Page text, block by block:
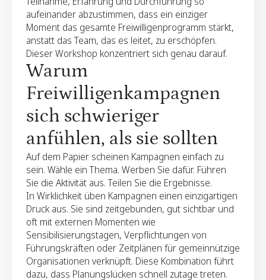
aufeinander abzustimmen, dass ein einziger
Moment das gesamte Freiwilligenprogramm stärkt,
anstatt das Team, das es leitet, zu erschöpfen.
Dieser Workshop konzentriert sich genau darauf.
Warum
Freiwilligenkampagnen
sich schwieriger
anfühlen, als sie sollten
Auf dem Papier scheinen Kampagnen einfach zu
sein. Wähle ein Thema. Werben Sie dafür. Führen
Sie die Aktivität aus. Teilen Sie die Ergebnisse.
In Wirklichkeit üben Kampagnen einen einzigartigen
Druck aus. Sie sind zeitgebunden, gut sichtbar und
oft mit externen Momenten wie
Sensibilisierungstagen, Verpflichtungen von
Führungskräften oder Zeitplänen für gemeinnützige
Organisationen verknüpft. Diese Kombination führt
dazu, dass Planungslücken schnell zutage treten.